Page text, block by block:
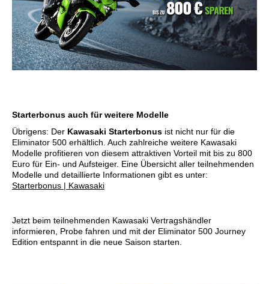
Starterbonus auch für weitere Modelle
Übrigens: Der Kawasaki Starterbonus ist nicht nur für die
Eliminator 500 erhältlich. Auch zahlreiche weitere Kawasaki
Modelle profitieren von diesem attraktiven Vorteil mit bis zu 800
Euro für Ein- und Aufsteiger. Eine Übersicht aller teilnehmenden
Modelle und detaillierte Informationen gibt es unter:
Starterbonus | Kawasaki
Jetzt beim teilnehmenden Kawasaki Vertragshändler
informieren, Probe fahren und mit der Eliminator 500 Journey
Edition entspannt in die neue Saison starten.